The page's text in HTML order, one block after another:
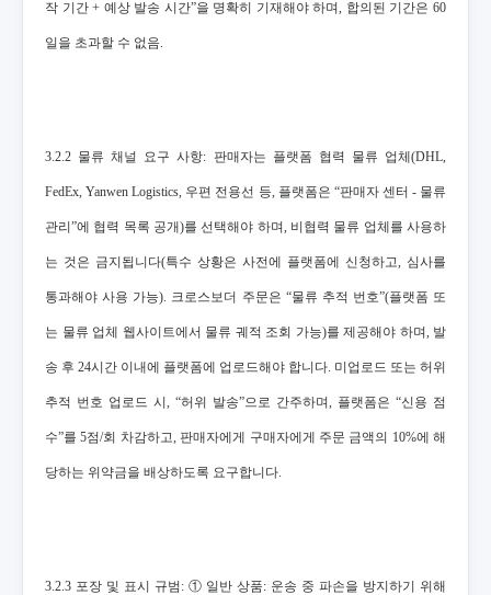
작 기간 + 예상 발송 시간”을 명확히 기재해야 하며, 합의된 기간은 60
일을 초과할 수 없음.
3.2.2 물류 채널 요구 사항: 판매자는 플랫폼 협력 물류 업체(DHL,
FedEx, Yanwen Logistics, 우편 전용선 등, 플랫폼은 “판매자 센터 - 물류
관리”에 협력 목록 공개)를 선택해야 하며, 비협력 물류 업체를 사용하
는 것은 금지됩니다(특수 상황은 사전에 플랫폼에 신청하고, 심사를
통과해야 사용 가능). 크로스보더 주문은 “물류 추적 번호”(플랫폼 또
는 물류 업체 웹사이트에서 물류 궤적 조회 가능)를 제공해야 하며, 발
송 후 24시간 이내에 플랫폼에 업로드해야 합니다. 미업로드 또는 허위
추적 번호 업로드 시, “허위 발송”으로 간주하며, 플랫폼은 “신용 점
수”를 5점/회 차감하고, 판매자에게 구매자에게 주문 금액의 10%에 해
당하는 위약금을 배상하도록 요구합니다.
3.2.3 포장 및 표시 규범: ① 일반 상품: 운송 중 파손을 방지하기 위해